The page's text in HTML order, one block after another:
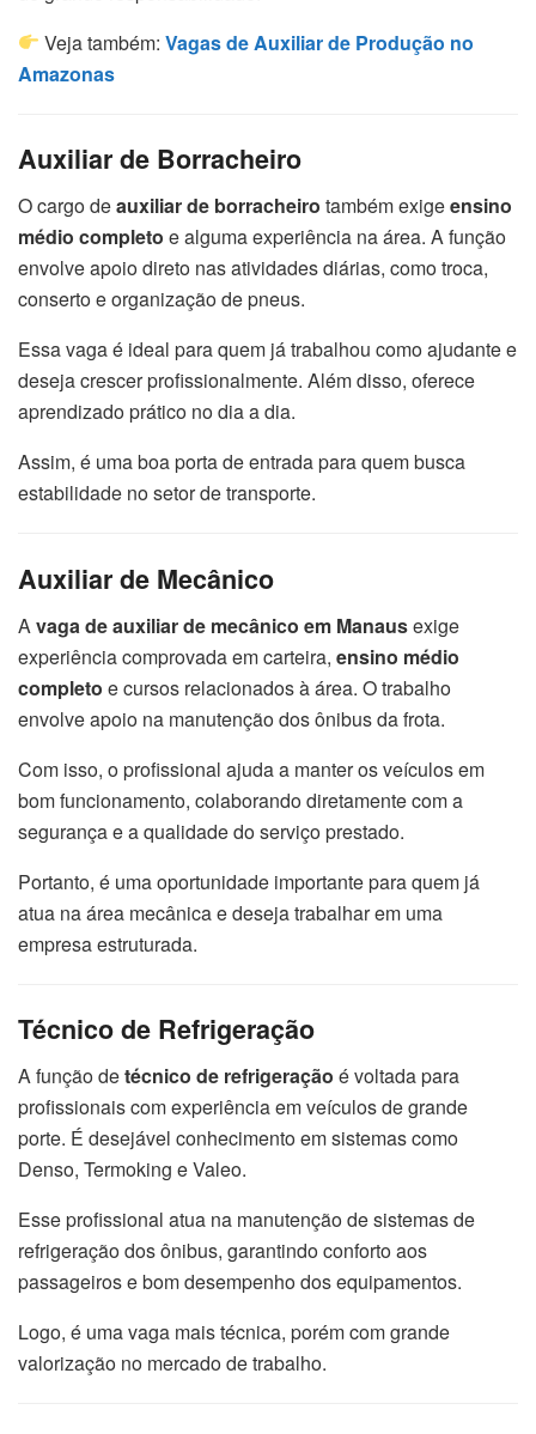
Veja também:Vagas de Auxiliar de Produção no
Amazonas
Auxiliar de Borracheiro
O cargo deauxiliar de borracheiro também exigeensino
médio completo e alguma experiência na área. A função
envolve apoio direto nas atividades diárias, como troca,
conserto e organização de pneus.
Essa vaga é ideal para quem já trabalhou como ajudante e
deseja crescer profissionalmente. Além disso, oferece
aprendizado prático no dia a dia.
Assim, é uma boa porta de entrada para quem busca
estabilidade no setor de transporte.
Auxiliar de Mecânico
Avaga de auxiliar de mecânico em Manausexige
experiência comprovada em carteira, ensino médio
completo e cursos relacionados à área. O trabalho
envolve apoio na manutenção dos ônibus da frota.
Com isso, o profissional ajuda a manter os veículos em
bom funcionamento, colaborando diretamente com a
segurança e a qualidade do serviço prestado.
Portanto, é uma oportunidade importante para quem já
atua na área mecânica e deseja trabalhar em uma
empresa estruturada.
Técnico de Refrigeração
A função detécnico de refrigeração é voltada para
profissionais com experiência em veículos de grande
porte. É desejável conhecimento em sistemas como
Denso, Termoking e Valeo.
Esse profissional atua na manutenção de sistemas de
refrigeração dos ônibus, garantindo conforto aos
passageiros e bom desempenho dos equipamentos.
Logo, é uma vaga mais técnica, porém com grande
valorização no mercado de trabalho.